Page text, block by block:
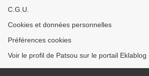
C.G.U.
Cookies et données personnelles
Préférences cookies
Voir le profil de Patsou sur le portail Eklablog